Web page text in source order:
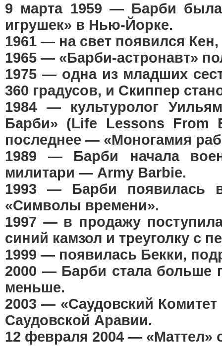
9 марта 1959 — Барби была
игрушек» в Нью-Йорке.
1961 — на свет появился
1965 — «Барби-астронавт»
1975 — одна из младших
360 градусов, и Скиппер
1984 — культуролог
Барби» (Life Lessons From
последнее — «Моногамия
1989 — Барби начала
милитари — Army Barbie.
1993 — Барби появилась
«Символы времени».
1997 — в продажу
синий камзол и треуголку с
1999 — появилась Бекки,
2000 — Барби стала
меньше.
2003 — «Саудовский
Саудовской Аравии.
12 февраля 2004 — «Маттел»